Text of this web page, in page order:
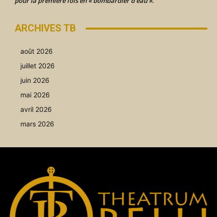
ARCHIVES TB
août 2026
juillet 2026
juin 2026
mai 2026
avril 2026
mars 2026